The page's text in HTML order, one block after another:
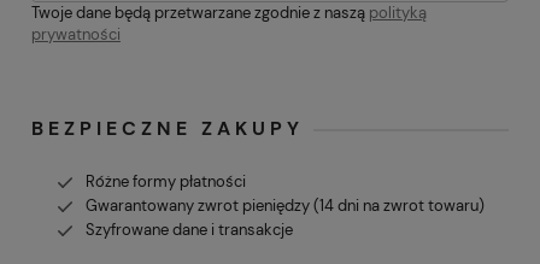
Twoje dane będą przetwarzane zgodnie z naszą polityką
prywatności
BEZPIECZNE ZAKUPY
Różne formy płatności
Gwarantowany zwrot pieniędzy (14 dni na zwrot towaru)
Szyfrowane dane i transakcje